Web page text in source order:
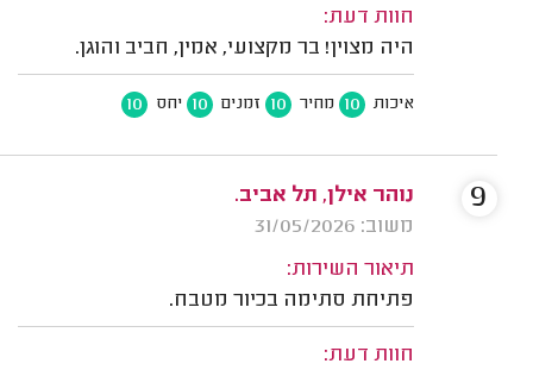
חוות דעת:
היה מצוין! בר מקצועי, אמין, חביב והוגן.
איכות 10 מחיר 10 זמנים 10 יחס 10
נוהר אילן, תל אביב.
משוב: 31/05/2026
תיאור השירות:
פתיחת סתימה בכיור מטבח.
חוות דעת:
9